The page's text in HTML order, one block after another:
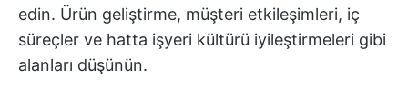
edin. Ürün geliştirme, müşteri etkileşimleri, iç
süreçler ve hatta işyeri kültürü iyileştirmeleri gibi
alanları düşünün.